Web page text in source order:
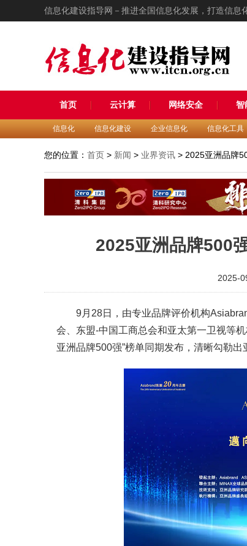
信息化建设指导网－推进全国信息化发展，打造信息
首页 云计算 网络安全 智
信息化 信息化建设 企业信息化 信息化工具
您的位置： 首页 > 新闻 > 业界资讯 > 2025亚洲品牌
2025亚洲品牌500
2025-
9月28日，由专业品牌评价机构
会、东盟-中国工商总会和亚太第一卫视等
亚洲品牌500强”榜单同期发布，清晰勾勒出